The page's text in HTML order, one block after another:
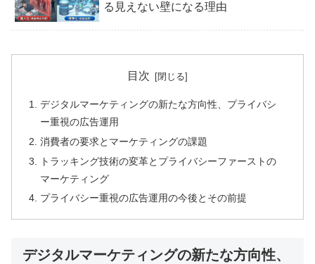
る見えない壁になる理由
目次
デジタルマーケティングの新たな方向性、プライバシ
ー重視の広告運用
消費者の要求とマーケティングの課題
トラッキング技術の変革とプライバシーファーストの
マーケティング
プライバシー重視の広告運用の今後とその前提
デジタルマーケティングの新たな方向性、